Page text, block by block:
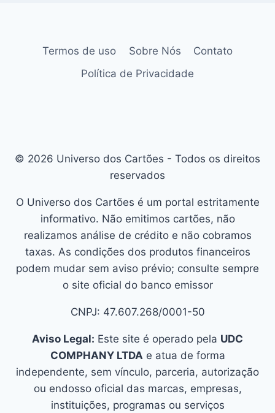
Termos de uso Sobre Nós
Contato
Política de Privacidade
© 2026 Universo dos Cartões - Todos os direitos
reservados
O Universo dos Cartões é um portal estritamente
informativo. Não emitimos cartões, não
realizamos análise de crédito e não cobramos
taxas. As condições dos produtos financeiros
podem mudar sem aviso prévio; consulte sempre
o site oficial do banco emissor
CNPJ: 47.607.268/0001-50
Aviso Legal: Este site é operado pela UDC
COMPHANY LTDAe atua de forma
independente, sem vínculo, parceria, autorização
ou endosso oficial das marcas, empresas,
instituições, programas ou serviços